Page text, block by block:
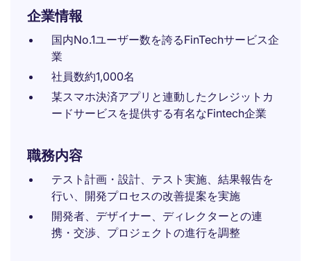
企業情報
国内No.1ユーザー数を誇るFinTechサービス企
業
社員数約1,000名
某スマホ決済アプリと連動したクレジットカ
ードサービスを提供する有名なFintech企業
職務内容
テスト計画・設計、テスト実施、結果報告を
行い、開発プロセスの改善提案を実施
開発者、デザイナー、ディレクターとの連
携・交渉、プロジェクトの進行を調整